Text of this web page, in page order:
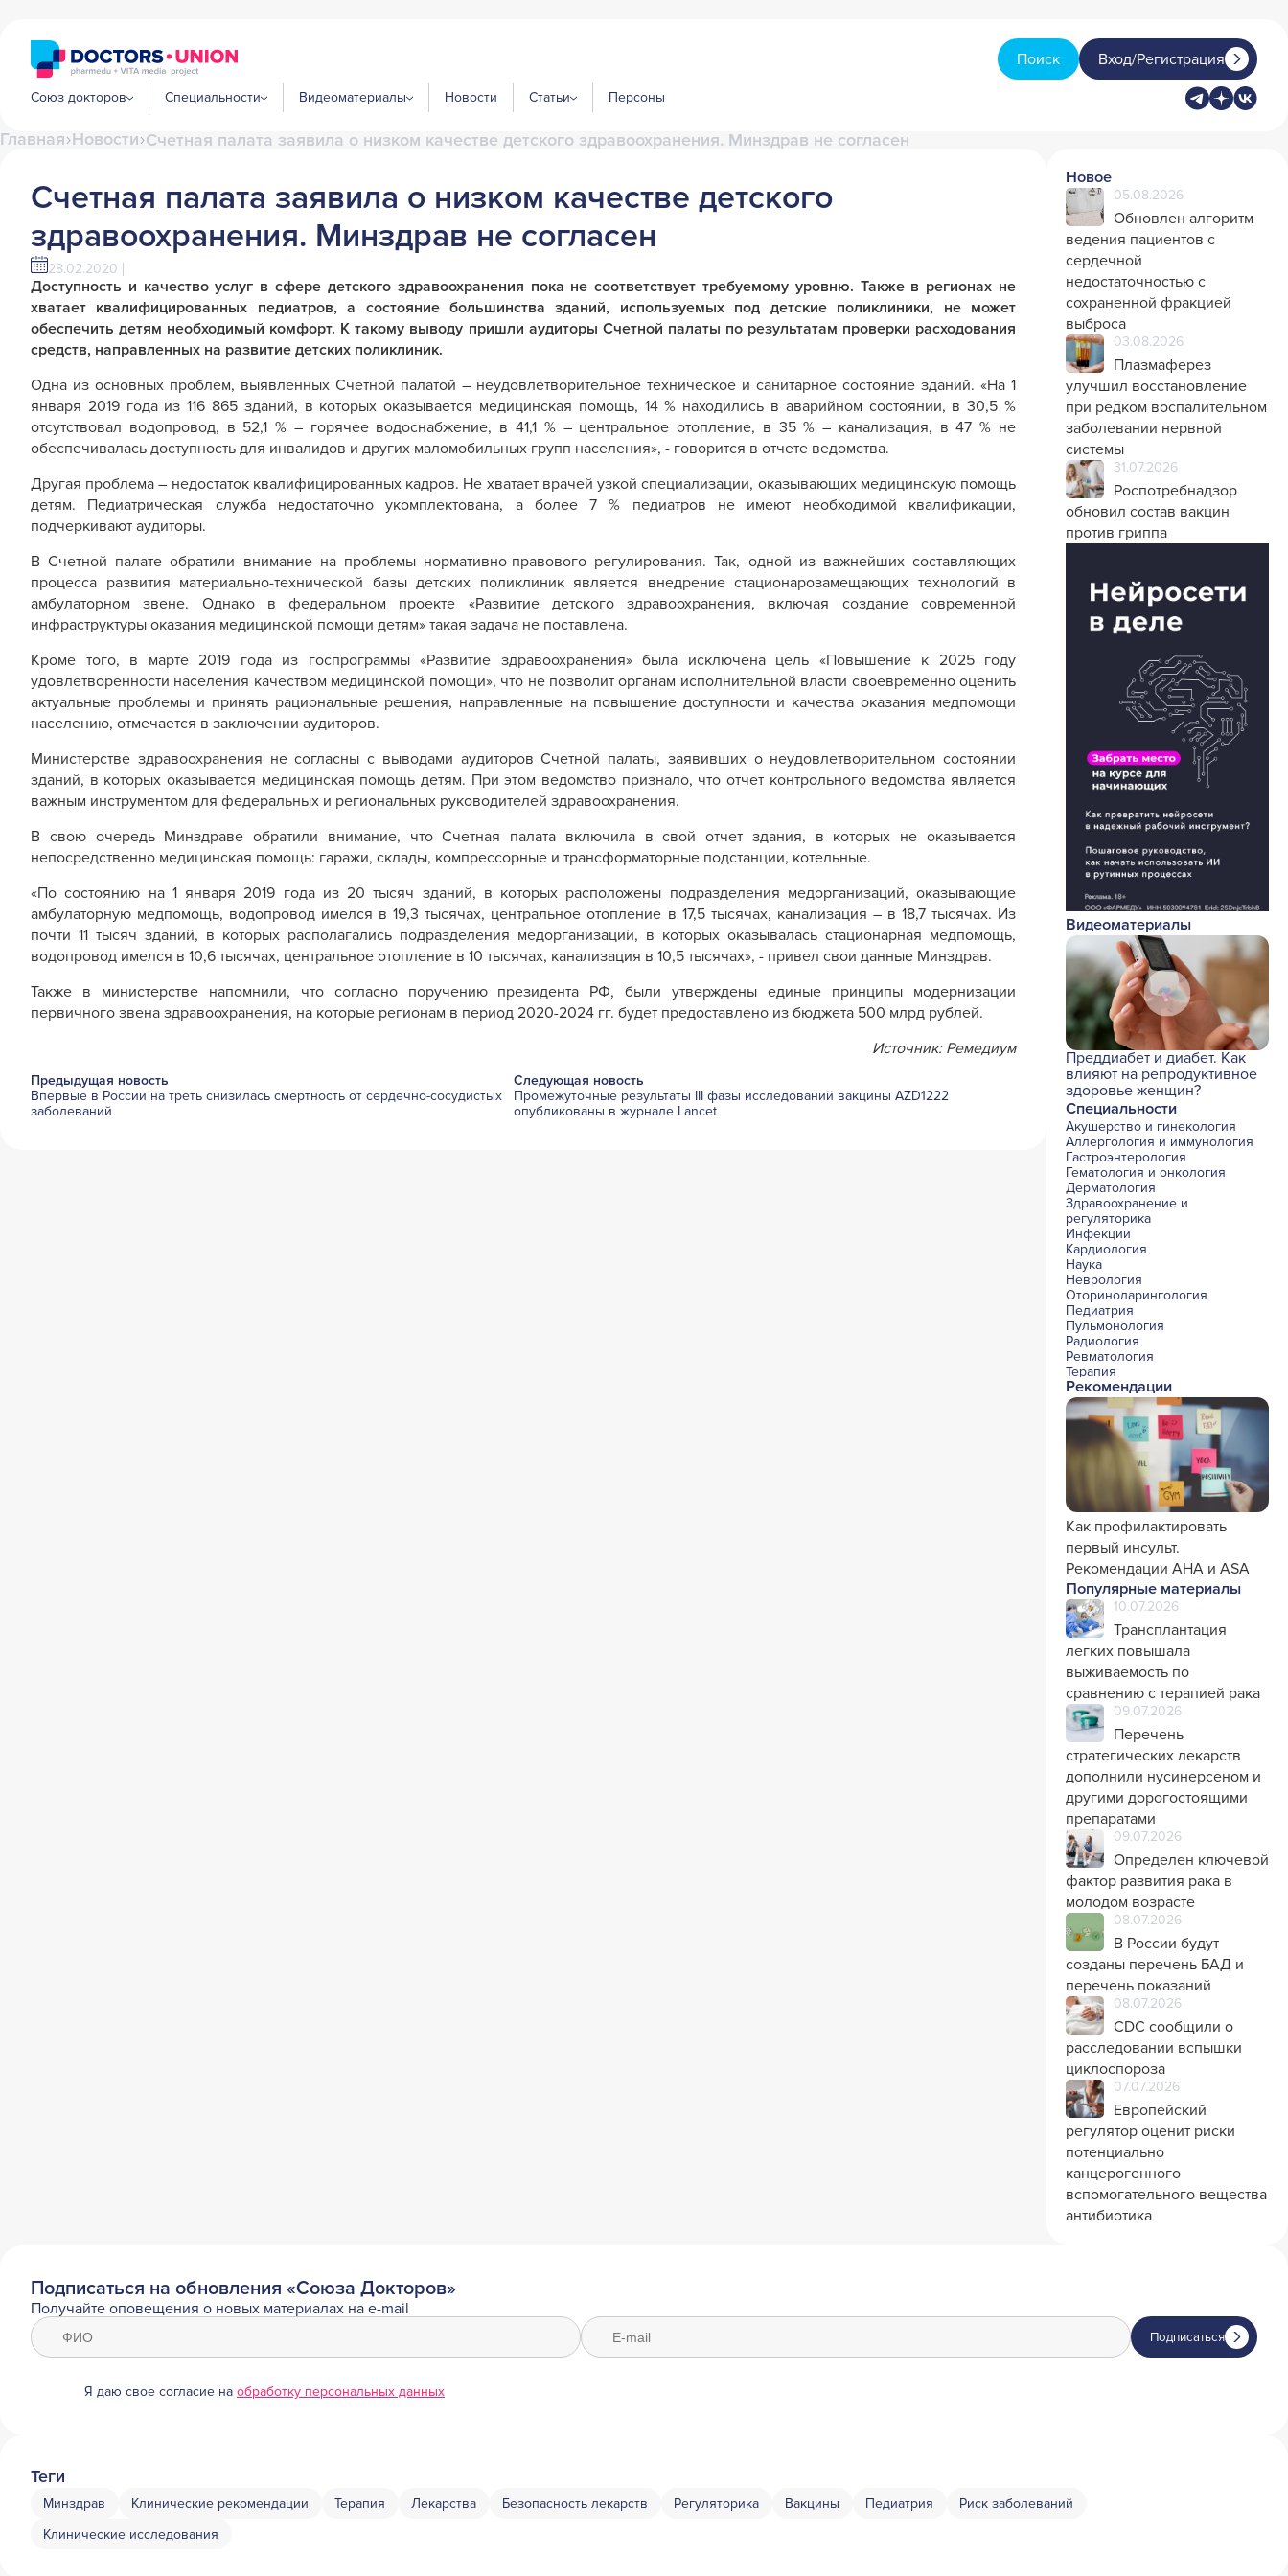
Поиск Вход/Регистрация
Союз докторов Специальности Видеоматериалы Новости Статьи Персоны
Главная Новости Счетная палата заявила о низком качестве детского здравоохранения. Минздрав не согласен
Счетная палата заявила о низком качестве детского
здравоохранения. Минздрав не согласен
28.02.2020
Доступность и качество услуг в сфере детского здравоохранения пока не соответствует требуемому уровню. Также в регионах не
хватает квалифицированных педиатров, а состояние большинства зданий, используемых под детские поликлиники, не может
обеспечить детям необходимый комфорт. К такому выводу пришли аудиторы Счетной палаты по результатам проверки расходования
средств, направленных на развитие детских поликлиник.
Одна из основных проблем, выявленных Счетной палатой – неудовлетворительное техническое и санитарное состояние зданий. «На 1
января 2019 года из 116 865 зданий, в которых оказывается медицинская помощь, 14 % находились в аварийном состоянии, в 30,5 %
отсутствовал водопровод, в 52,1 % – горячее водоснабжение, в 41,1 % – центральное отопление, в 35 % – канализация, в 47 % не
обеспечивалась доступность для инвалидов и других маломобильных групп населения», - говорится в отчете ведомства.
Другая проблема – недостаток квалифицированных кадров. Не хватает врачей узкой специализации, оказывающих медицинскую помощь
детям. Педиатрическая служба недостаточно укомплектована, а более 7 % педиатров не имеют необходимой квалификации,
подчеркивают аудиторы.
В Счетной палате обратили внимание на проблемы нормативно-правового регулирования. Так, одной из важнейших составляющих
процесса развития материально-технической базы детских поликлиник является внедрение стационарозамещающих технологий в
амбулаторном звене. Однако в федеральном проекте «Развитие детского здравоохранения, включая создание современной
инфраструктуры оказания медицинской помощи детям» такая задача не поставлена.
Кроме того, в марте 2019 года из госпрограммы «Развитие здравоохранения» была исключена цель «Повышение к 2025 году
удовлетворенности населения качеством медицинской помощи», что не позволит органам исполнительной власти своевременно оценить
актуальные проблемы и принять рациональные решения, направленные на повышение доступности и качества оказания медпомощи
населению, отмечается в заключении аудиторов.
Министерстве здравоохранения не согласны с выводами аудиторов Счетной палаты, заявивших о неудовлетворительном состоянии
зданий, в которых оказывается медицинская помощь детям. При этом ведомство признало, что отчет контрольного ведомства является
важным инструментом для федеральных и региональных руководителей здравоохранения.
В свою очередь Минздраве обратили внимание, что Счетная палата включила в свой отчет здания, в которых не оказывается
непосредственно медицинская помощь: гаражи, склады, компрессорные и трансформаторные подстанции, котельные.
«По состоянию на 1 января 2019 года из 20 тысяч зданий, в которых расположены подразделения медорганизаций, оказывающие
амбулаторную медпомощь, водопровод имелся в 19,3 тысячах, центральное отопление в 17,5 тысячах, канализация – в 18,7 тысячах. Из
почти 11 тысяч зданий, в которых располагались подразделения медорганизаций, в которых оказывалась стационарная медпомощь,
водопровод имелся в 10,6 тысячах, центральное отопление в 10 тысячах, канализация в 10,5 тысячах», - привел свои данные Минздрав.
Также в министерстве напомнили, что согласно поручению президента РФ, были утверждены единые принципы модернизации
первичного звена здравоохранения, на которые регионам в период 2020-2024 гг. будет предоставлено из бюджета 500 млрд рублей.
Источник: Ремедиум
Предыдущая новость
Впервые в России на треть снизилась смертность от сердечно-сосудистых
заболеваний
Следующая новость
Промежуточные результаты III фазы исследований вакцины AZD1222
опубликованы в журнале Lancet
Новое
05.08.2026
Обновлен алгоритм
ведения пациентов с
сердечной
недостаточностью с
сохраненной фракцией
выброса
03.08.2026
Плазмаферез
улучшил восстановление
при редком воспалительном
заболевании нервной
системы
31.07.2026
Роспотребнадзор
обновил состав вакцин
против гриппа
Видеоматериалы
Преддиабет и диабет. Как
влияют на репродуктивное
здоровье женщин?
Специальности
Акушерство и гинекология
Аллергология и иммунология
Гастроэнтерология
Гематология и онкология
Дерматология
Здравоохранение и
регуляторика
Инфекции
Кардиология
Наука
Неврология
Оториноларингология
Педиатрия
Пульмонология
Радиология
Ревматология
Терапия
Урология и нефрология
Фармакология
Хирургия с реаниматологией
Эндокринология
Психиатрия
Офтальмология
Эндоскопия
Стоматология
Травматология и ортопедия
Генетика
Фтизиатрия
Рекомендации
Как профилактировать
первый инсульт.
Рекомендации AHA и ASA
Популярные материалы
10.07.2026
Трансплантация
легких повышала
выживаемость по
сравнению с терапией рака
09.07.2026
Перечень
стратегических лекарств
дополнили нусинерсеном и
другими дорогостоящими
препаратами
09.07.2026
Определен ключевой
фактор развития рака в
молодом возрасте
08.07.2026
В России будут
созданы перечень БАД и
перечень показаний
08.07.2026
CDC сообщили о
расследовании вспышки
циклоспороза
07.07.2026
Европейский
регулятор оценит риски
потенциально
канцерогенного
вспомогательного вещества
антибиотика
Подписаться на обновления «Союза Докторов»
Получайте оповещения о новых материалах на e-mail
Я даю свое согласие на обработку персональных данных
Подписаться
Теги
Минздрав Клинические рекомендации Терапия Лекарства Безопасность лекарств Регуляторика Вакцины Педиатрия
Риск заболеваний
Клинические исследования